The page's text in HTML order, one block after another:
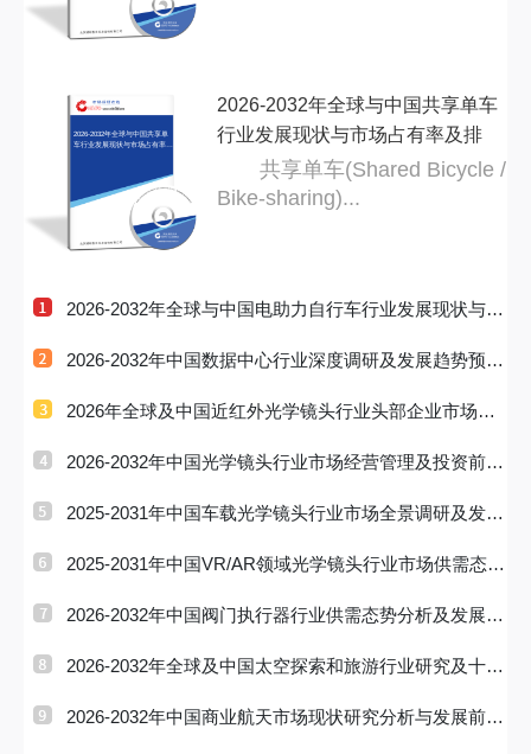
2026-2032年全球与中国共享单
车行业发展现状与市场占有率及
2026-2032年全球与中国共享单车
行业发展现状与市场占有率及排
共享单车(Shared Bicycle /
Bike-sharing)...
2026-2032年全球与中国电助力自行车行业发展现状与市
场占有率及
2026-2032年中国数据中心行业深度调研及发展趋势预测
研究报告
2026年全球及中国近红外光学镜头行业头部企业市场占
有率及排名调
2026-2032年中国光学镜头行业市场经营管理及投资前景
预测报告
2025-2031年中国车载光学镜头行业市场全景调研及发展
前景研判报
2025-2031年中国VR/AR领域光学镜头行业市场供需态势
及发展趋向研
2026-2032年中国阀门执行器行业供需态势分析及发展趋
势预测报告
2026-2032年全球及中国太空探索和旅游行业研究及十五
五规划分析
2026-2032年中国商业航天市场现状研究分析与发展前景